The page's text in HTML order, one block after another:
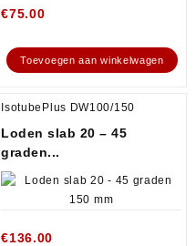
€75.00
Toevoegen aan winkelwagen
IsotubePlus DW100/150
Loden slab 20 – 45
graden...
€136.00